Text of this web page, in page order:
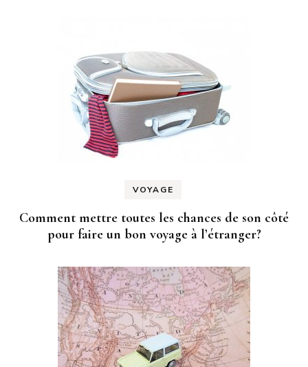
VOYAGE
Comment mettre toutes les chances de son côté
pour faire un bon voyage à l’étranger?